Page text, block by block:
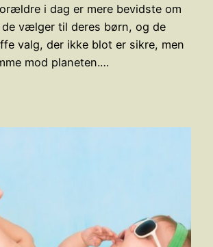
i dag er mere bevidste om
vælger til deres børn, og de
valg, der ikke blot er sikre, men
mod planeten.…